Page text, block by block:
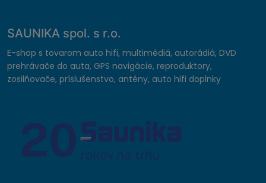
SAUNIKA spol. s r.o.
E-shop s tovarom auto hifi, multimédiá, autorádiá, DVD
prehrávače do auta, GPS navigácie, reproduktory,
zosilňovače, príslušenstvo, antény, auto hifi doplnky